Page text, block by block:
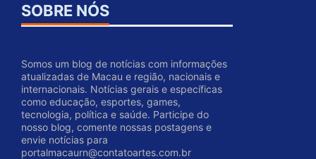
SOBRE NÓS
Somos um blog de notícias com informações
atualizadas de Macau e região, nacionais e
internacionais. Notícias gerais e específicas
como educação, esportes, games,
tecnologia, política e saúde. Participe do
nosso blog, comente nossas postagens e
envie notícias para
portalmacaurn@contatoartes.com.br